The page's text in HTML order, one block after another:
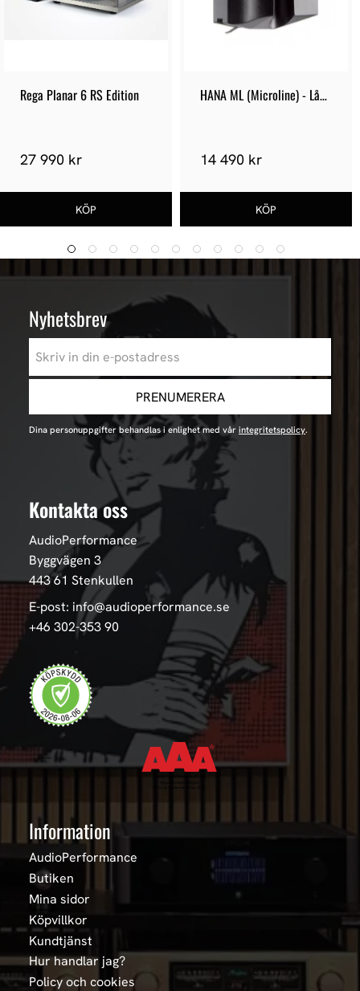
Rega Planar 6 RS Edition
27 990 kr
HANA ML (Microline) - Låg
14 490 kr
Nyhetsbrev
PRENUMERERA
Dina personuppgifter behandlas i enlighet med vår integritetspolicy.
Kontakta oss
AudioPerformance
Byggvägen 3
443 61 Stenkullen
E-post: info@audioperformance.se
+46 302-353 90
Information
AudioPerformance
Butiken
Mina sidor
Köpvillkor
Kundtjänst
Hur handlar jag?
Policy och cookies